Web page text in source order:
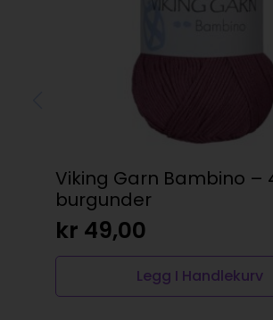
Viking Garn Bambino –
burgunder
kr 49,00
Legg I Handlekurv